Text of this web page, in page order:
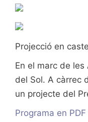
Projecció en
En el marc de
del Sol. A càrrec
un projecte del
Programa en PDF